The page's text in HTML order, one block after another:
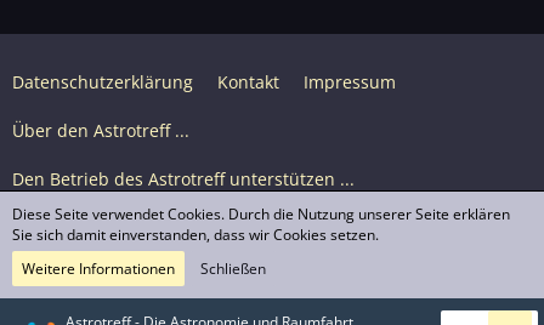
Datenschutzerklärung Kontakt Impressum
Über den Astrotreff ...
Den Betrieb des Astrotreff unterstützen ...
Nutzungsbedingungen
© Astrotreff 2001-2026, lizenziert unter CC BY-SA,
Diese Seite verwendet Cookies. Durch die Nutzung unserer Seite erklären
Sie sich damit einverstanden, dass wir Cookies setzen.
Weitere Informationen
Schließen